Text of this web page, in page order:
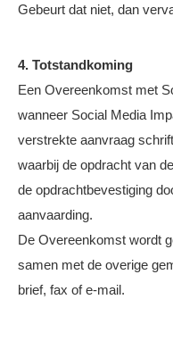
Gebeurt dat niet, dan
4. Totstandkoming
Een Overeenkomst met
wanneer Social Media
verstrekte aanvraag
waarbij de opdracht van
de opdrachtbevestiging
aanvaarding.
De Overeenkomst wordt
samen met de overige
brief, fax of e-mail.